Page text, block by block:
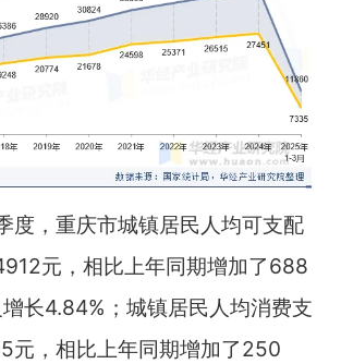
度，重庆市城镇居民人均可支配
元，相比上年同期增加了688
长4.84%；城镇居民人均消费支
元，相比上年同期增加了250